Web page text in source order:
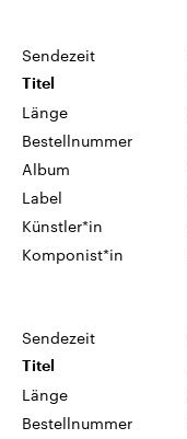
Sendezeit
Titel
Länge
Bestellnummer
Album
Label
Künstler*in
Komponist*in
Sendezeit
Titel
Länge
Bestellnummer